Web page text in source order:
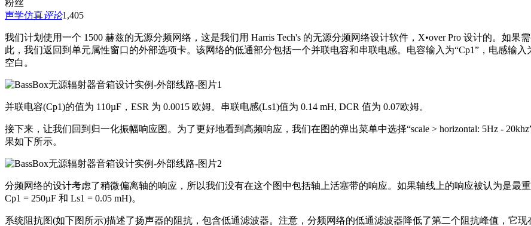
粉丝
声学仿真评论1,405
我们计划使用一个 1500 赫兹的无源分频网络，这是我们用 Harris Tech's 的无源分频网络设计软件，X•over Pro 设计的。如
此，我们返回到单元属性窗口的外部选项卡。该网络的低通部分包括一个并联电容和串联电感。电容输入为“Cp1”，电感输
空白。
并联电容(Cp1)的值为 110µF，ESR 为 0.0015 欧姆。串联电感(Ls1)值为 0.14 mH, DCR 值为 0.07欧姆。
接下来，让我们回到归一化振幅响应图。为了更好地看到高频响应，我们在图的弹出菜单中选择“scale > horizontal: 5Hz -
果如下所示。
分频网络的设计考虑了稍微偏离轴的响应，所以我们没有在这个图中包括轴上活塞带的响应。如果轴线上的响应被认为是最
Cp1 = 250µF 和 Ls1 = 0.05 mH)。
系统阻抗图(如下图所示)描述了扬声器的阻抗，包含低通滤波器。注意，分频网络的低通滤波器降低了第二个阻抗峰值，它